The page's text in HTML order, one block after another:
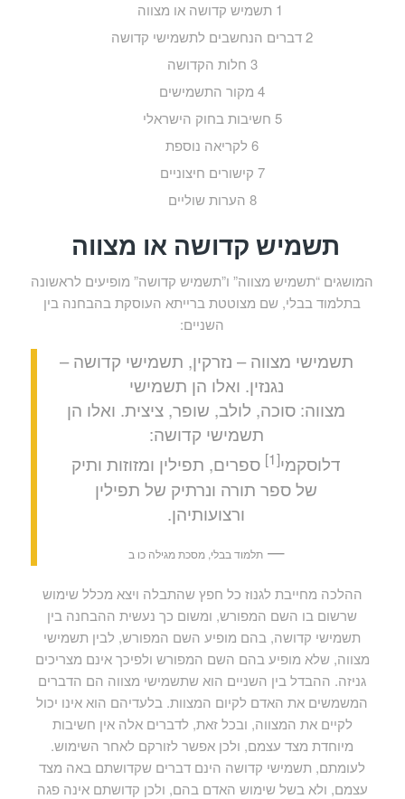
תשמיש קדושה או מצווה
2 דברים הנחשבים לתשמישי קדושה
3 חלות הקדושה
4 מקור התשמישים
5 חשיבות בחוק הישראלי
6 לקריאה נוספת
7 קישורים חיצוניים
8 הערות שוליים
תשמיש קדושה או מצווה
המושגים “תשמיש מצווה” ו”תשמיש קדושה” מופיעים לראשונה
בתלמוד בבלי, שם מצוטטת ברייתא העוסקת בהבחנה בין
השניים:
תשמישי מצווה – נזרקין, תשמישי קדושה –
נגנזין. ואלו הן תשמישי
מצווה: סוכה, לולב, שופר, ציצית. ואלו הן
תשמישי קדושה:
דלוסקמי[1]
ספרים, תפילין ומזוזות ותיק
של ספר תורה ונרתיק של תפילין
ורצועותיהן.
—תלמוד בבלי, מסכת מגילה כו ב
ההלכה מחייבת לגנוז כל חפץ שהתבלה ויצא מכלל שימוש
שרשום בו השם המפורש, ומשום כך נעשית ההבחנה בין
תשמישי קדושה, בהם מופיע השם המפורש, לבין תשמישי
מצווה, שלא מופיע בהם השם המפורש ולפיכך אינם מצריכים
גניזה. ההבדל בין השניים הוא שתשמישי מצווה הם הדברים
המשמשים את האדם לקיום המצוות. בלעדיהם הוא אינו יכול
לקיים את המצווה, ובכל זאת, לדברים אלה אין חשיבות
מיוחדת מצד עצמם, ולכן אפשר לזורקם לאחר השימוש.
לעומתם, תשמישי קדושה הינם דברים שקדושתם באה מצד
עצמם, ולא בשל שימוש האדם בהם, ולכן קדושתם אינה פגה